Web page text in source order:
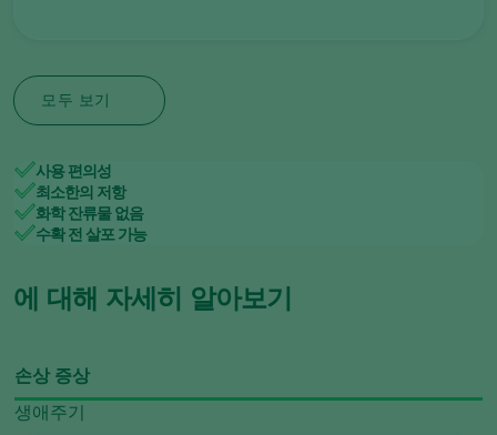
모두 보기
사용 편의성
최소한의 저항
화학 잔류물 없음
수확 전 살포 가능
에 대해 자세히 알아보기
손상 증상
생애주기